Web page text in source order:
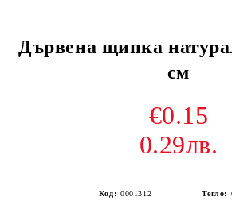
Дървена щипка
см
€0.15
0.29лв.
Код: 0001312 Тегло: